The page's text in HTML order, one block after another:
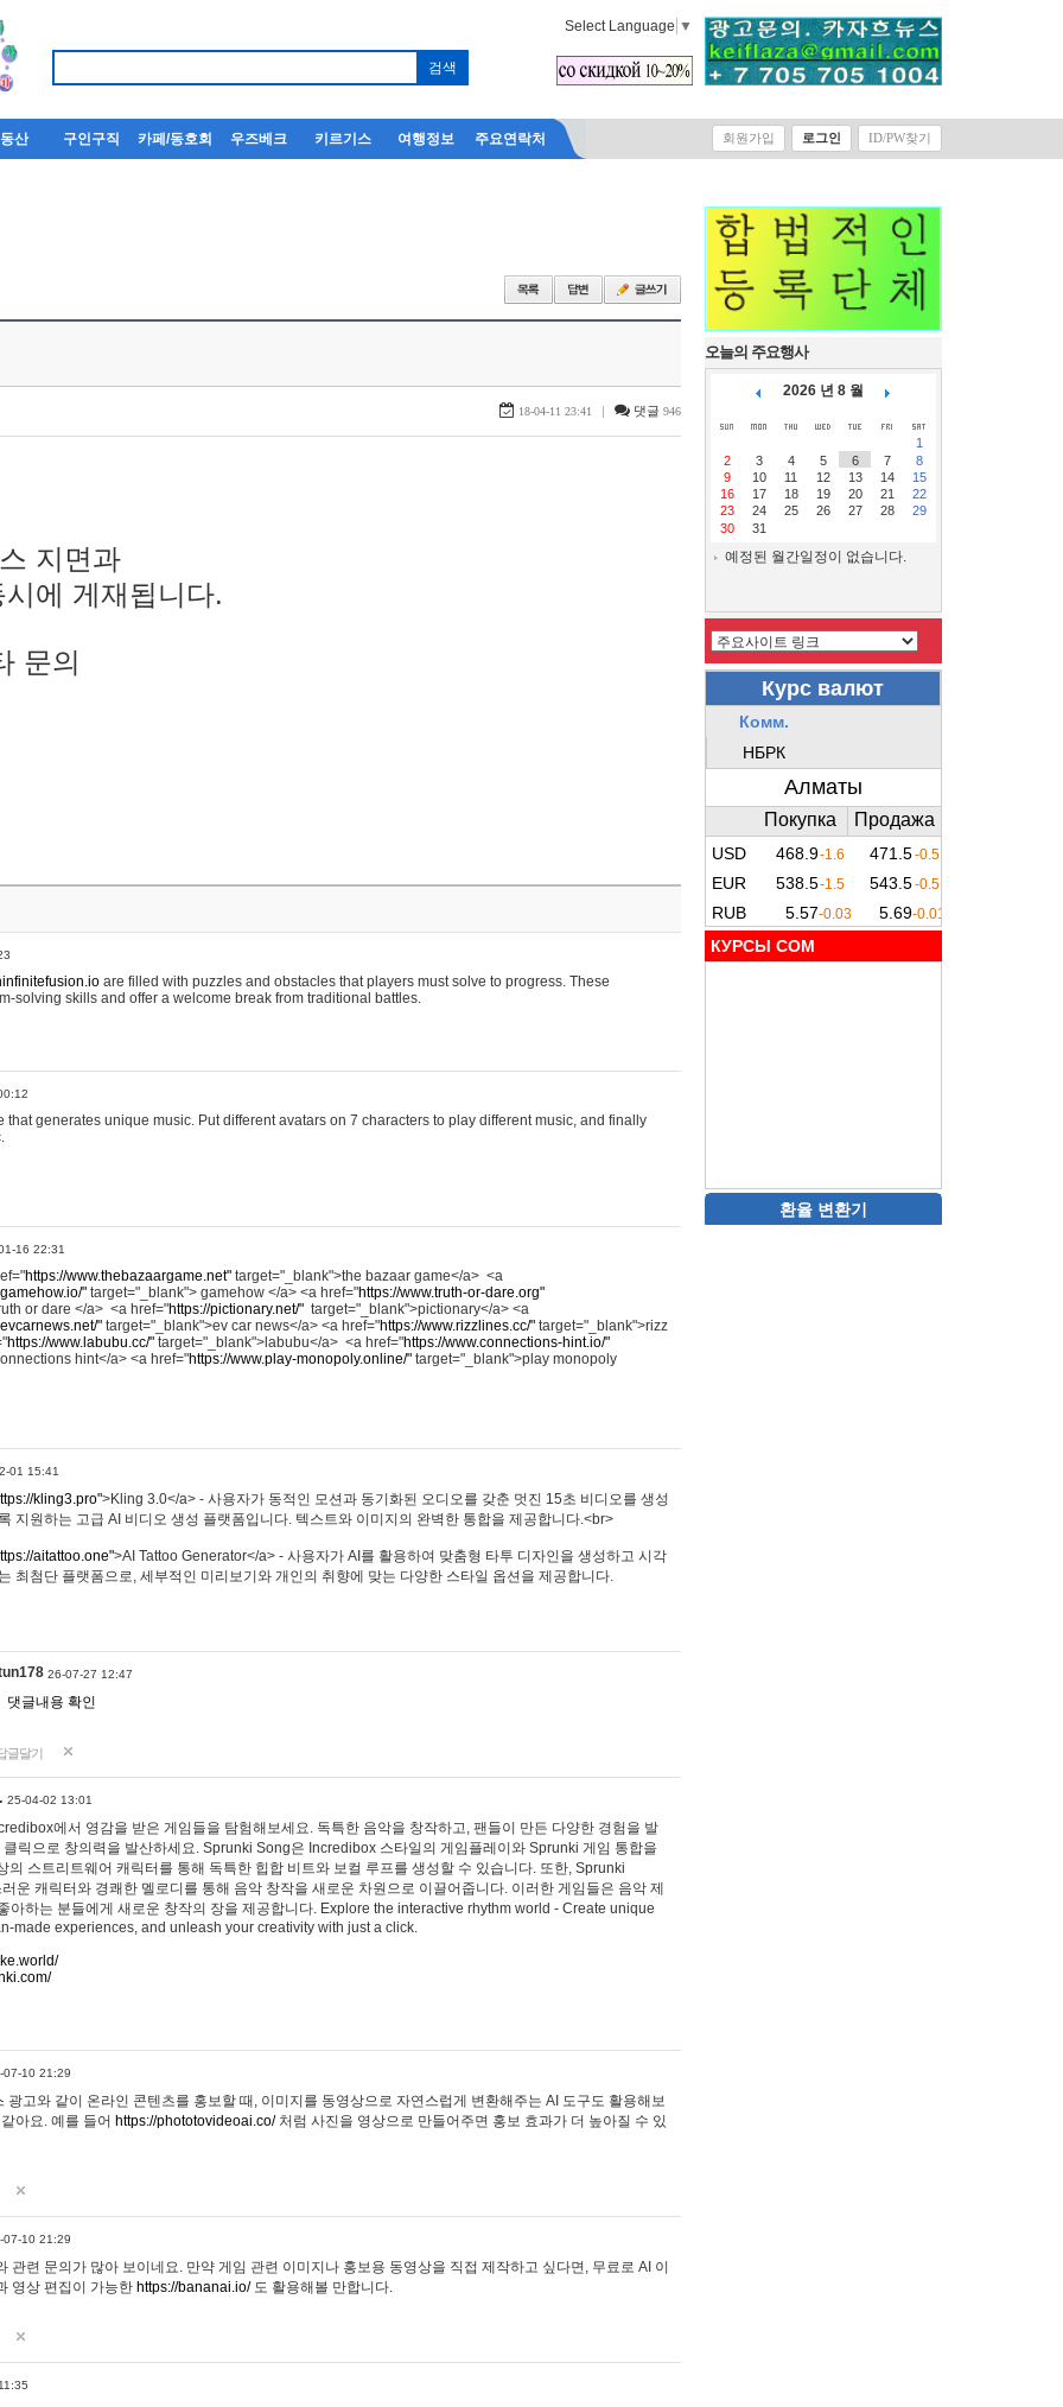
Select Language ▼
산 구인구직 카페/동호회 우즈베크 키르기스 여행정보 주요연락처 회원가입 로그인 ID/PW찾기
18-04-11 23:41 | 댓글 946
지면과
에 게재됩니다.
문의
are filled with puzzles and obstacles that players must solve to progress. These
solving skills and offer a welcome break from traditional battles.
that generates unique music. Put different avatars on 7 characters to play different music, and finally
16 22:31
https://www.thebazaargame.net" target="_blank">the bazaar game</a> <a
" target="_blank"> gamehow </a> <a href="https://www.truth-or-dare.org"
or dare </a> <a href="https://pictionary.net/" target="_blank">pictionary</a> <a
" target="_blank">ev car news</a> <a href="https://www.rizzlines.cc/" target="_blank">rizz
https://www.labubu.cc/" target="_blank">labubu</a> <a href="https://www.connections-hint.io/"
hint</a> <a href="https://www.play-monopoly.online/" target="_blank">play monopoly
01 15:41
kling3.pro">Kling 3.0</a> - 사용자가 동적인 모션과 동기화된 오디오를 갖춘 멋진 15초 비디오를 생성
지원하는 고급 AI 비디오 생성 플랫폼입니다. 텍스트와 이미지의 완벽한 통합을 제공합니다.<br>
aitattoo.one">AI Tattoo Generator</a> - 사용자가 AI를 활용하여 맞춤형 타투 디자인을 생성하고 시각
최첨단 플랫폼으로, 세부적인 미리보기와 개인의 취향에 맞는 다양한 스타일 옵션을 제공합니다.
26-07-27 12:47
댓글내용 확인
글달기
25-04-02 13:01
에서 영감을 받은 게임들을 탐험해보세요. 독특한 음악을 창작하고, 팬들이 만든 다양한 경험을 발
클릭으로 창의력을 발산하세요. Sprunki Song은 Incredibox 스타일의 게임플레이와 Sprunki 게임 통합을
의 스트리트웨어 캐릭터를 통해 독특한 힙합 비트와 보컬 루프를 생성할 수 있습니다. 또한, Sprunki
운 캐릭터와 경쾌한 멜로디를 통해 음악 창작을 새로운 차원으로 이끌어줍니다. 이러한 게임들은 음악 제
아하는 분들에게 새로운 창작의 장을 제공합니다. Explore the interactive rhythm world - Create unique
made experiences, and unleash your creativity with just a click.
07-10 21:29
광고와 같이 온라인 콘텐츠를 홍보할 때, 이미지를 동영상으로 자연스럽게 변환해주는 AI 도구도 활용해보
아요. 예를 들어 https://phototovideoai.co/처럼 사진을 영상으로 만들어주면 홍보 효과가 더 높아질 수 있
07-10 21:29
관련 문의가 많아 보이네요. 만약 게임 관련 이미지나 홍보용 동영상을 직접 제작하고 싶다면, 무료로 AI 이
영상 편집이 가능한 https://bananai.io/도 활용해볼 만합니다.
오늘의 주요행사
2026 년 8 월
1
2
3 4 5 6 7
8
9
10 11 12 13 14
15
16
17 18 19 20 21
22
23
24 25 26 27 28
29
30
31
예정된 월간일정이 없습니다.
КУРСЫ COM
환율 변환기